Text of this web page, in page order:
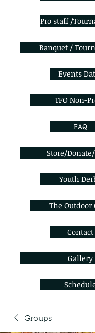
Pro staff /
Banquet /
Events
TFO Non-
FAQ
Store/
Youth
The Outdoor
Contact
Gallery
Groups